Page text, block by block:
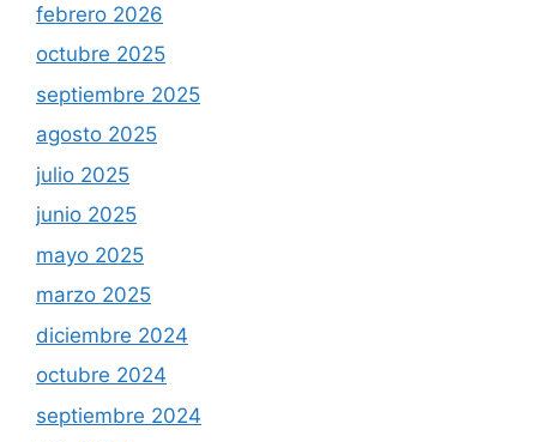
febrero 2026
octubre 2025
septiembre 2025
agosto 2025
julio 2025
junio 2025
mayo 2025
marzo 2025
diciembre 2024
octubre 2024
septiembre 2024